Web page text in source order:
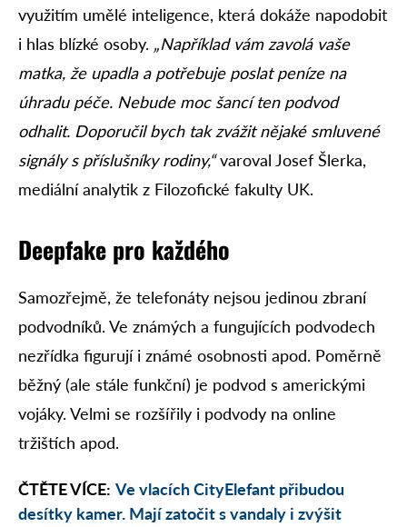
využitím umělé inteligence, která dokáže napodobit
i hlas blízké osoby. „Například vám zavolá vaše
matka, že upadla a potřebuje poslat peníze na
úhradu péče. Nebude moc šancí ten podvod
odhalit. Doporučil bych tak zvážit nějaké smluvené
signály s příslušníky rodiny,“varoval Josef Šlerka,
mediální analytik z Filozofické fakulty UK.
Deepfake pro každého
Samozřejmě, že telefonáty nejsou jedinou zbraní
podvodníků. Ve známých a fungujících podvodech
nezřídka figurují i známé osobnosti apod. Poměrně
běžný (ale stále funkční) je podvod s americkými
vojáky. Velmi se rozšířily i podvody na online
tržištích apod.
ČTĚTE VÍCE: Ve vlacích CityElefant přibudou
desítky kamer. Mají zatočit s vandaly i zvýšit